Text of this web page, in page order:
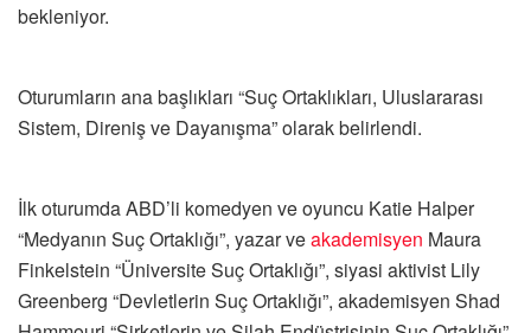
bekleniyor.
Oturumların ana başlıkları “Suç Ortaklıkları, Uluslararası
Sistem, Direniş ve Dayanışma” olarak belirlendi.
İlk oturumda ABD’li komedyen ve oyuncu Katie Halper
“Medyanın Suç Ortaklığı”, yazar veakademisyen Maura
Finkelstein “Üniversite Suç Ortaklığı”, siyasi aktivist Lily
Greenberg “Devletlerin Suç Ortaklığı”, akademisyen Shad